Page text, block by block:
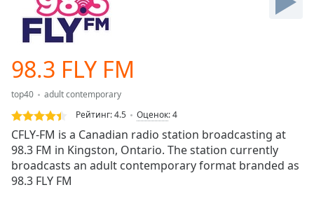
Forward
Current
Loaded:
0.00%
Stream
TypeLIVE
Seek to
currently
98.3 FLY FM
top40
adult contemporary
Рейтинг:4.5 Оценок:4
CFLY-FM is a Canadian radio station broadcasting at
98.3 FM in Kingston, Ontario. The station currently
broadcasts an adult contemporary format branded as
98.3 FLY FM